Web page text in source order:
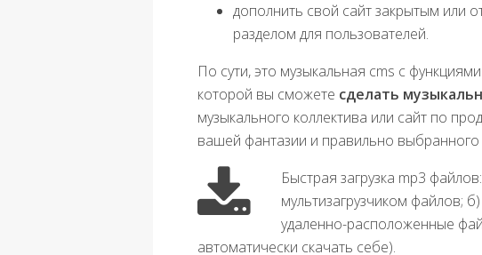
дополнить свой сайт закрытым или
разделом для пользователей.
По сути, это музыкальная cms с
которой вы сможете сделать
музыкального коллектива или сайт по
вашей фантазии и правильно
Быстрая загрузка mp3
мультизагрузчиком файлов;
удаленно-расположенные
автоматически скачать себе).